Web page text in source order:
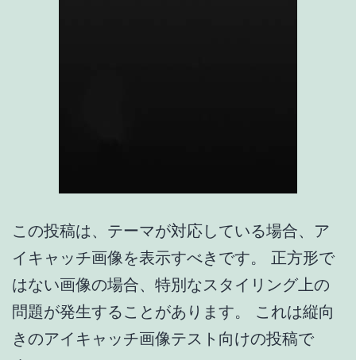
この投稿は、テーマが対応している場合、ア
イキャッチ画像を表示すべきです。 正方形で
はない画像の場合、特別なスタイリング上の
問題が発生することがあります。 これは縦向
きのアイキャッチ画像テスト向けの投稿で